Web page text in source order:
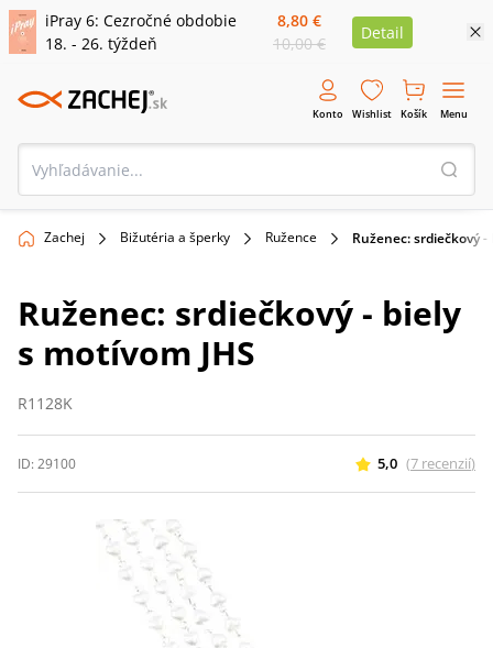
iPray 6: Cezročné obdobie
18. - 26. týždeň
8,80 €
10,00 €
Detail
Konto Wishlist Košík Menu
Zachej Bižutéria a šperky Ružence Ruženec: srdiečkový -
Ruženec: srdiečkový - biely
s motívom JHS
R1128K
ID: 29100 5,0 (7 recenzií)